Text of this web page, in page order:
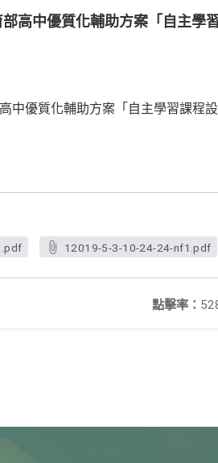
高中優質化輔助方案「自主學
中優質化輔助方案「自主學習課程
12019-5-3-10-24-24-nf1.pdf
點擊率：